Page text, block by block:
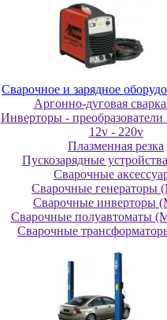
Cвapoчнoe и зарядное
Аргонно-дуговая
Инверторы -
12v - 220v
Плазменная резка
Пускозарядные
Сварочные
Сварочные генераторы
Сварочные инверторы
Сварочные полуавтоматы
Сварочные